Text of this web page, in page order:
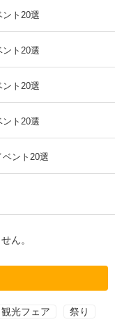
ト20選
ト20選
ト20選
ト20選
ント20選
ん。
光フェア 祭り